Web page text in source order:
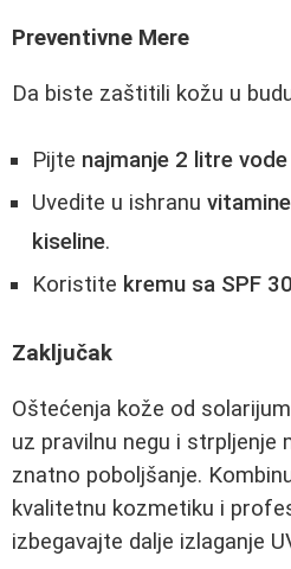
Preventivne Mere
Da biste zaštitili kožu u
Pijte najmanje 2 litre
Uvedite u ishranu
kiseline.
Koristite kremu sa SPF
Zaključak
Oštećenja kože od
uz pravilnu negu i strpljenje
znatno poboljšanje.
kvalitetnu kozmetiku i
izbegavajte dalje izlaganje